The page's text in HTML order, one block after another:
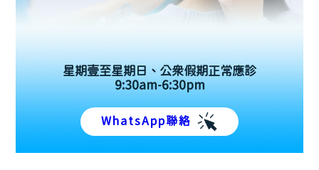
星期壹至星期日、公眾假期正常應診
9:30am-6:30pm
WhatsApp聯絡